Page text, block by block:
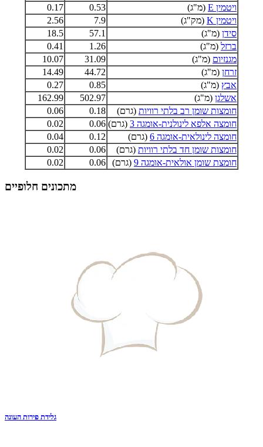
ויטמין E
(מ"ג) 0.53
0.17
ויטמין K
(מק"ג) 7.9
2.56
סידן (מ"ג) 57.1
18.5
ברזל (מ"ג) 1.26
0.41
מגנזיום (מ"ג) 31.09
10.07
זרחן (מ"ג) 44.72
14.49
אבץ (מ"ג) 0.85
0.27
אשלגן (מ"ג) 502.97
162.99
חומצות שומן רב בלתי רוויות (גרם) 0.18
0.06
חומצה אלפא לינולנית-אומגה 3
(גרם) 0.06
0.02
חומצה לינולאית-אומגה 6
(גרם) 0.12
0.04
חומצות שומן חד בלתי רוויות (גרם) 0.06
0.02
חומצת שומן אולאית-אומגה 9
(גרם) 0.06
0.02
מתכונים חלופיים
גלידת פירות העונה